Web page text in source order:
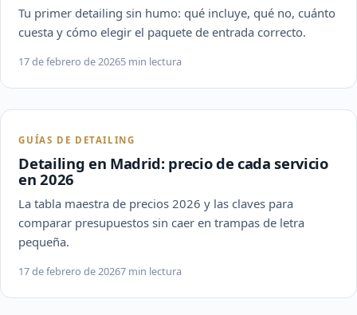
Tu primer detailing sin humo: qué incluye, qué no, cuánto
cuesta y cómo elegir el paquete de entrada correcto.
17 de febrero de 20265 min lectura
GUÍAS DE DETAILING
Detailing en Madrid: precio de cada servicio
en 2026
La tabla maestra de precios 2026 y las claves para
comparar presupuestos sin caer en trampas de letra
pequeña.
17 de febrero de 20267 min lectura